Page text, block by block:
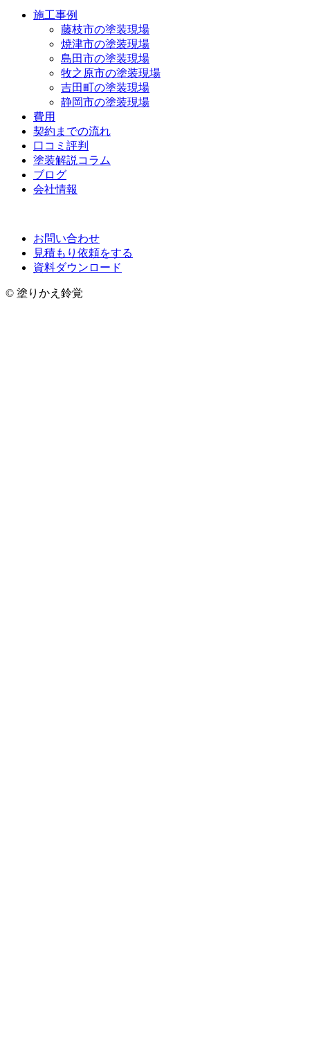
施工事例
藤枝市の塗装現場
焼津市の塗装現場
島田市の塗装現場
牧之原市の塗装現場
吉田町の塗装現場
静岡市の塗装現場
費用
契約までの流れ
口コミ評判
塗装解説コラム
ブログ
会社情報
お問い合わせ
見積もり依頼をする
資料ダウンロード
© 塗りかえ鈴覚